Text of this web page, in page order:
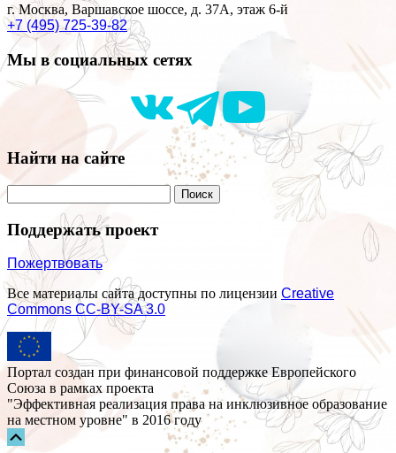
г. Москва, Варшавское шоссе, д. 37А, этаж 6-й
+7 (495) 725-39-82
Мы в социальных сетях
Найти на сайте
Поддержать проект
Пожертвовать
Все материалы сайта доступны по лицензии Creative
Commons СС-BY-SA 3.0
Портал создан при финансовой поддержке Европейского
Союза в рамках проекта
"Эффективная реализация права на инклюзивное образование
на местном уровне" в 2016 году